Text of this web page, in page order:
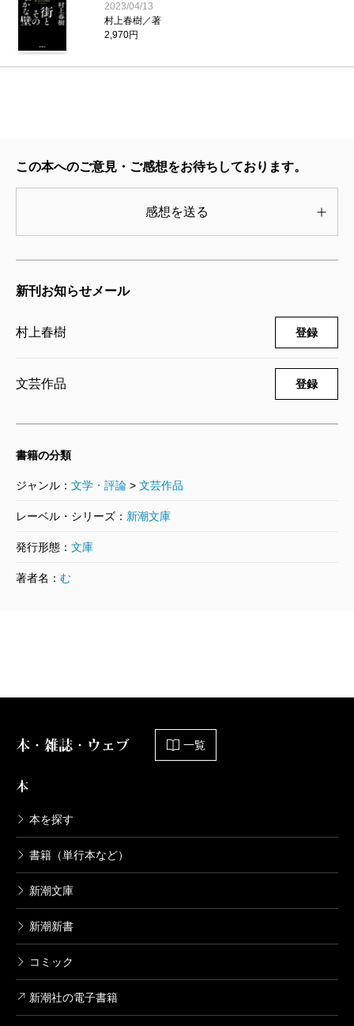
「街」は、現実世界のすぐ近くにあり、そこから私た
ちは逃れられない。いや、私たち自身の奥深くに、す
でにあるのかもしれない。そしてそこには、私たちが
る。
この小説の核は1980年に発表された中編小説だとあ
とがきに書かれていて、私はそのことに驚き続けてい
る。この完璧な壁に囲まれた世界は、作家の内に在り
続けている。幾度書いても失われず、年月もそれに手
出しができない。この小説を読むということは、確固
いかれる体験を意味している。帰還できないかもしれ
いく。この密集したドットに不思議と吸い寄せられる
ようにして、他の形が自然に向こうから近づいてく
こうしてぼくは版画の下絵を、金の箔押しになるカ
バーがどう見えるのか確認するために、何度も白黒を
反転させながら描いていった。積み木をつんで、白黒
を入れ替える。線をいれて、また積み木をつんで、ま
た白黒を入れ替える。同じ絵なのに反転させると全く
違う印象になる。白と黒、表と裏……繰り返される反
転作業を続けているうちに、表裏一体の現実と非現実
の世界を行き来するこの物語と響き合って、いつのま
にか少しずつ今のぼくと混ざり合っていくようだっ
た。どちらが物語の世界でどちらが現実なのだろ
そのせいで、制作の過程は記憶がぼんやりしていて
正確には覚えていない。本当のことを言えば、なんだ
か自分が作ったような気がしなかった。終わりのない
かな壁』のために作った銅版画は、イメージがまるで
生きていて、膨らんでいくような、詩的な絵にしたか
った。その人が見るたびにドローイングの揺れる線が
ざわざわと動きだして、奇妙な形は意味をもったり、
くれる生き物のように。それがぼくが体験したこの物
語だったから。版画は作ったその人の気持ちも一緒に
つになってくれればいいなと思った。
みる。本棚に飾ってゆっくり眺める。吸い込まれるよ
2023/04/13
村上春樹／著
2,970円
この本へのご意見・ご感想をお待ちしております。
感想を送る
新刊お知らせメール
村上春樹 登録
文芸作品 登録
書籍の分類
ジャンル： 文学・評論 > 文芸作品
レーベル・シリーズ： 新潮文庫
発行形態： 文庫
著者名： む
本・雑誌・ウェブ 一覧
本
本を探す
書籍（単行本など）
新潮文庫
新潮新書
コミック
新潮社の電子書籍